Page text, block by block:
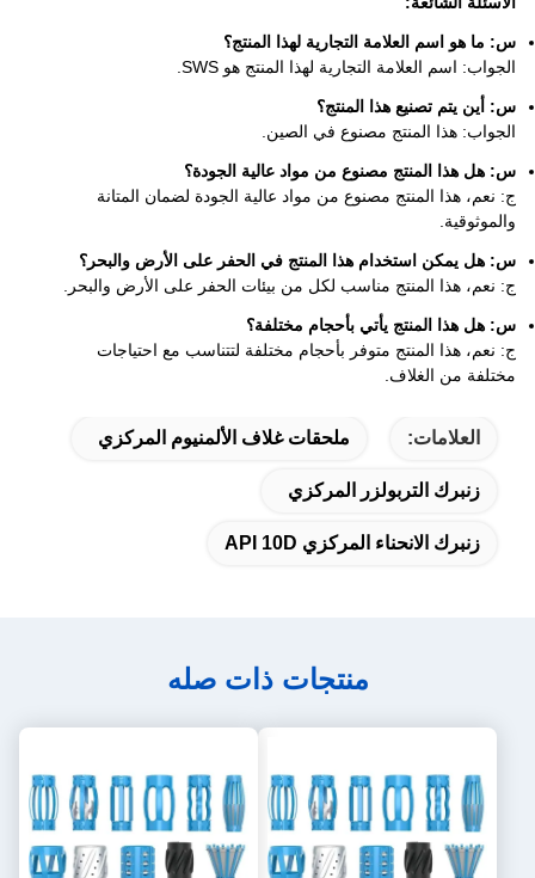
س: ما هو اسم العلامة التجارية لهذا المنتج؟
الجواب: اسم العلامة التجارية لهذا المنتج هو SWS.
س: أين يتم تصنيع هذا المنتج؟
الجواب: هذا المنتج مصنوع في الصين.
س: هل هذا المنتج مصنوع من مواد عالية الجودة؟
ج: نعم، هذا المنتج مصنوع من مواد عالية الجودة لضمان المتانة
والموثوقية.
س: هل يمكن استخدام هذا المنتج في الحفر على الأرض والبحر؟
ج: نعم، هذا المنتج مناسب لكل من بيئات الحفر على الأرض والبحر.
س: هل هذا المنتج يأتي بأحجام مختلفة؟
ج: نعم، هذا المنتج متوفر بأحجام مختلفة لتتناسب مع احتياجات
مختلفة من الغلاف.
العلامات: ملحقات غلاف الألمنيوم المركزي
زنبرك التربولزر المركزي
زنبرك الانحناء المركزي API 10D
منتجات ذات صله